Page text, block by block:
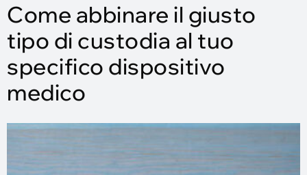
Come abbinare il giusto
tipo di custodia al tuo
specifico dispositivo
medico